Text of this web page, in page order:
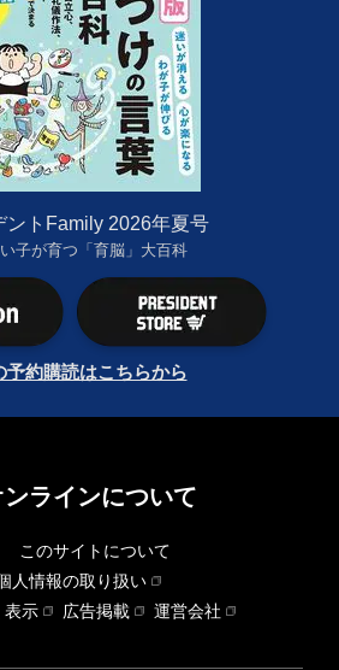
ントFamily 2026年夏号
子が育つ「育脳」大百科
予約購読はこちらから
ラインについて
このサイトについて
人情報の取り扱い
表示
広告掲載
運営会社